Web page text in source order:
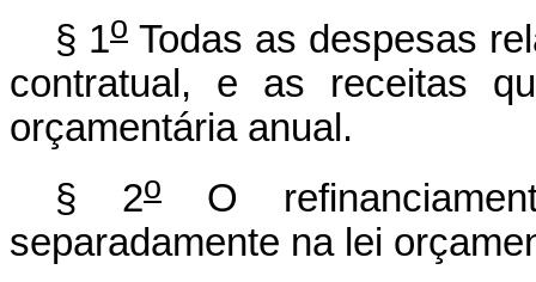
§ 1o Todas as despesas
contratual, e as receitas
orçamentária anual.
§ 2o
O
separadamente na lei